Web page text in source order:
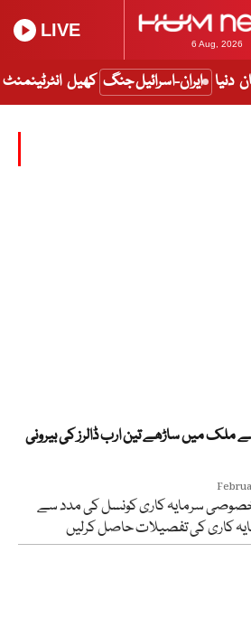
6 Aug, 2026
LIVE
دنیا ایران-اسرائیل جنگ کھیل انٹرٹینمنٹ
میں ساڑھے تین ارب ڈالرز کی بیرونی
سرمایہ کاری کونسل کی مدد سے
کاری کی تفصیلات حاصل کرلیں